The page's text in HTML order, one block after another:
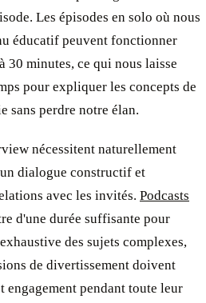
Les épisodes en solo où nous
éducatif peuvent fonctionner
30 minutes, ce qui nous laisse
pour expliquer les concepts de
sans perdre notre élan.
nécessitent naturellement
dialogue constructif et
avec les invités. Podcasts
d'une durée suffisante pour
des sujets complexes,
de divertissement doivent
engagement pendant toute leur